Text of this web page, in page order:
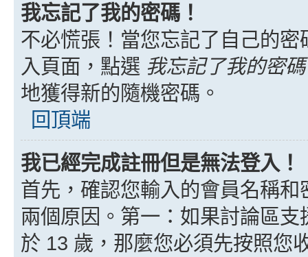
我忘記了我的密碼！
不必慌張！當您忘記了自己的
入頁面，點選 我忘記了我的密碼
地獲得新的隨機密碼。
回頂端
我已經完成註冊但是無法登入！
首先，確認您輸入的會員名稱
兩個原因。第一：如果討論區
於 13 歲，那麼您必須先按照您